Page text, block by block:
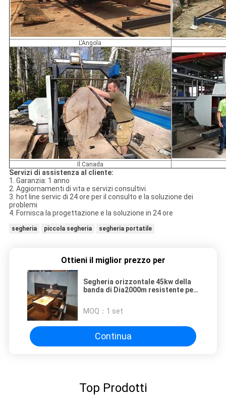
L'Angola
Il Canada
Servizi di assistenza al cliente:
1. Garanzia: 1 anno
2. Aggiornamenti di vita e servizi consultivi
3. hot line servic di 24 ore per il consulto e la soluzione dei
problemi
4. Fornisca la progettazione e la soluzione in 24 ore
segheria piccola segheria segheria portatile
Ottieni il miglior prezzo per
Segheria orizzontale 45kw della
banda di Dia2000m resistente per
MOQ： 1 set
Continua
Top Prodotti